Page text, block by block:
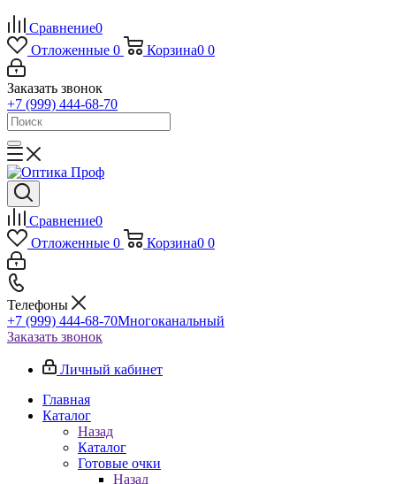
Сравнение0
Отложенные 0 Корзина0 0
Заказать звонок
+7 (999) 444-68-70
Сравнение0
Отложенные 0 Корзина0 0
Телефоны
+7 (999) 444-68-70Многоканальный
Заказать звонок
Личный кабинет
Главная
Каталог
Назад
Каталог
Готовые очки
Назад